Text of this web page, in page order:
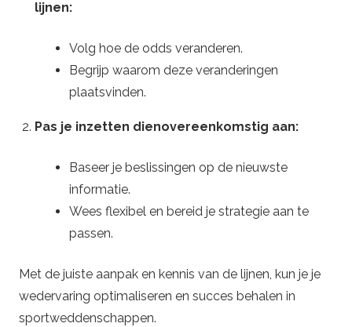
lijnen:
Volg hoe de odds veranderen.
Begrijp waarom deze veranderingen
plaatsvinden.
Pas je inzetten dienovereenkomstig aan:
Baseer je beslissingen op de nieuwste
informatie.
Wees flexibel en bereid je strategie aan te
passen.
Met de juiste aanpak en kennis van de lijnen, kun je je
wedervaring optimaliseren en succes behalen in
sportweddenschappen.